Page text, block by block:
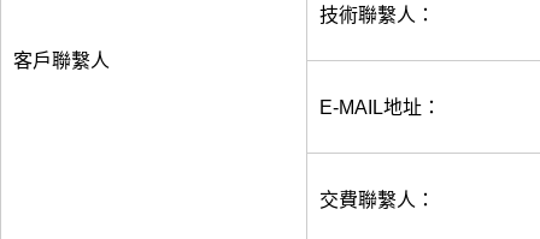
客戶聯繫人
技術聯繫人：
E-MAIL地址：
交費聯繫人：